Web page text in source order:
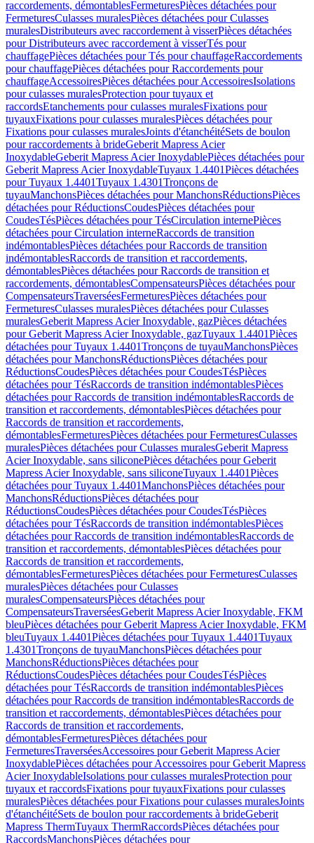
raccordements, démontablesFermeturesPièces détachées pour
FermeturesCulasses muralesPièces détachées pour Culasses
muralesDistributeurs avec raccordement à visserPièces détachées
pour Distributeurs avec raccordement à visserTés pour
chauffagePièces détachées pour Tés pour chauffageRaccordements
pour chauffagePièces détachées pour Raccordements pour
chauffageAccessoiresPièces détachées pour AccessoiresIsolations
pour culasses muralesProtection pour tuyaux et
raccordsEtanchements pour culasses muralesFixations pour
tuyauxFixations pour culasses muralesPièces détachées pour
Fixations pour culasses muralesJoints d'étanchéitéSets de boulon
pour raccordements à brideGeberit Mapress Acier
InoxydableGeberit Mapress Acier InoxydablePièces détachées pour
Geberit Mapress Acier InoxydableTuyaux 1.4401Pièces détachées
pour Tuyaux 1.4401Tuyaux 1.4301Tronçons de
tuyauManchonsPièces détachées pour ManchonsRéductionsPièces
détachées pour RéductionsCoudesPièces détachées pour
CoudesTésPièces détachées pour TésCirculation internePièces
détachées pour Circulation interneRaccords de transition
indémontablesPièces détachées pour Raccords de transition
indémontablesRaccords de transition et raccordements,
démontablesPièces détachées pour Raccords de transition et
raccordements, démontablesCompensateursPièces détachées pour
CompensateursTraverséesFermeturesPièces détachées pour
FermeturesCulasses muralesPièces détachées pour Culasses
muralesGeberit Mapress Acier Inoxydable, gazPièces détachées
pour Geberit Mapress Acier Inoxydable, gazTuyaux 1.4401Pièces
détachées pour Tuyaux 1.4401Tronçons de tuyauManchonsPièces
détachées pour ManchonsRéductionsPièces détachées pour
RéductionsCoudesPièces détachées pour CoudesTésPièces
détachées pour TésRaccords de transition indémontablesPièces
détachées pour Raccords de transition indémontablesRaccords de
transition et raccordements, démontablesPièces détachées pour
Raccords de transition et raccordements,
démontablesFermeturesPièces détachées pour FermeturesCulasses
muralesPièces détachées pour Culasses muralesGeberit Mapress
Acier Inoxydable, sans siliconePièces détachées pour Geberit
Mapress Acier Inoxydable, sans siliconeTuyaux 1.4401Pièces
détachées pour Tuyaux 1.4401ManchonsPièces détachées pour
ManchonsRéductionsPièces détachées pour
RéductionsCoudesPièces détachées pour CoudesTésPièces
détachées pour TésRaccords de transition indémontablesPièces
détachées pour Raccords de transition indémontablesRaccords de
transition et raccordements, démontablesPièces détachées pour
Raccords de transition et raccordements,
démontablesFermeturesPièces détachées pour FermeturesCulasses
muralesPièces détachées pour Culasses
muralesCompensateursPièces détachées pour
CompensateursTraverséesGeberit Mapress Acier Inoxydable, FKM
bleuPièces détachées pour Geberit Mapress Acier Inoxydable, FKM
bleuTuyaux 1.4401Pièces détachées pour Tuyaux 1.4401Tuyaux
1.4301Tronçons de tuyauManchonsPièces détachées pour
ManchonsRéductionsPièces détachées pour
RéductionsCoudesPièces détachées pour CoudesTésPièces
détachées pour TésRaccords de transition indémontablesPièces
détachées pour Raccords de transition indémontablesRaccords de
transition et raccordements, démontablesPièces détachées pour
Raccords de transition et raccordements,
démontablesFermeturesPièces détachées pour
FermeturesTraverséesAccessoires pour Geberit Mapress Acier
InoxydablePièces détachées pour Accessoires pour Geberit Mapress
Acier InoxydableIsolations pour culasses muralesProtection pour
tuyaux et raccordsFixations pour tuyauxFixations pour culasses
muralesPièces détachées pour Fixations pour culasses muralesJoints
d'étanchéitéSets de boulon pour raccordements à brideGeberit
Mapress ThermTuyaux ThermRaccordsPièces détachées pour
RaccordsManchonsPièces détachées pour